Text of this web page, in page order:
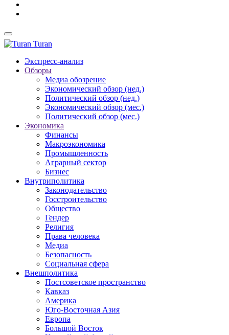
Turan
Экспресс-анализ
Обзоры
Медиа обозрение
Экономический обзор (нед.)
Политический обзор (нед.)
Экономический обзор (мес.)
Политический обзор (мес.)
Экономика
Финансы
Макроэкономика
Промышленность
Аграрный сектор
Бизнес
Внутриполитика
Законодательство
Госстроительство
Общество
Гендер
Религия
Права человека
Медиа
Безопасность
Социальная сфера
Внешполитика
Постсоветское пространство
Кавказ
Америка
Юго-Восточная Азия
Европа
Большой Восток